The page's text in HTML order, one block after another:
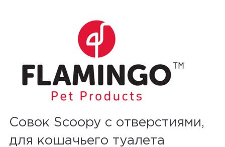
Совок Scoopy с отверстиями,
для кошачьего туалета